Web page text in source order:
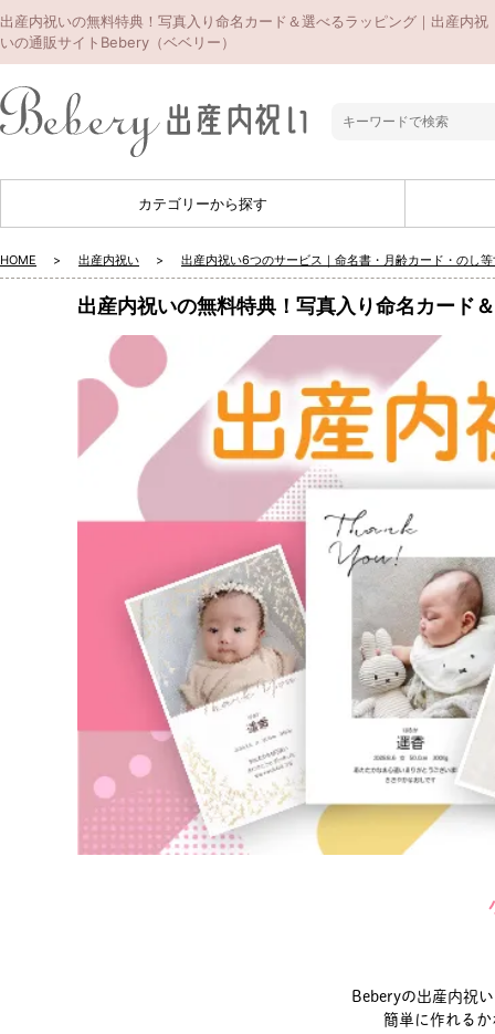
出産内祝いの無料特典！写真入り命名カード＆選べるラッピング｜出産内祝
いの通販サイトBebery（ベベリー）
カテゴリーから探す
HOME 出産内祝い 出産内祝い6つのサービス｜命名書・月齢カード・のし
出産内祝いの無料特典！写真入り命名カード
Beberyの出産内祝
簡単に作れる